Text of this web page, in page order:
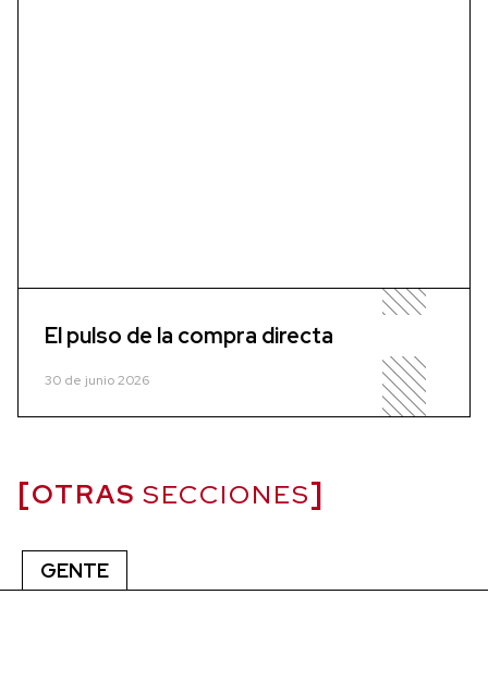
El pulso de la compra directa
30 de junio 2026
OTRAS SECCIONES
GENTE